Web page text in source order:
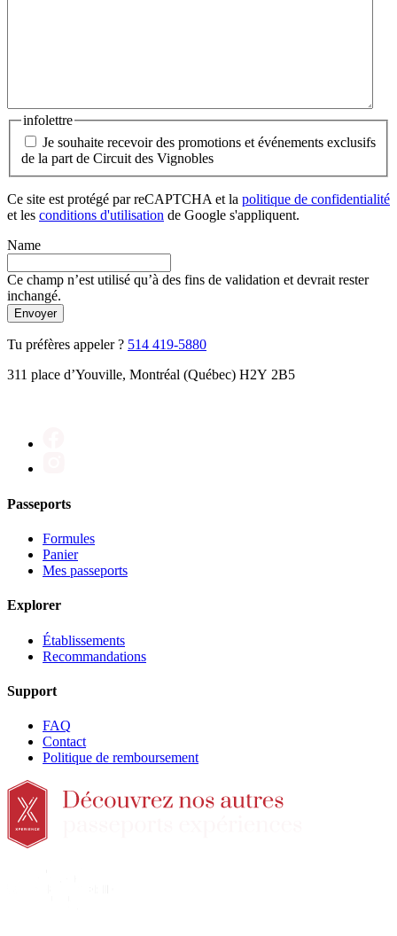
infolettre
Je souhaite recevoir des promotions et événements exclusifs
de la part de Circuit des Vignobles
Ce site est protégé par reCAPTCHA et la politique de confidentialité
et les conditions d'utilisation de Google s'appliquent.
Name
Ce champ n’est utilisé qu’à des fins de validation et devrait rester
inchangé.
Tu préfères appeler ? 514 419-5880
311 place d’Youville, Montréal (Québec) H2Y 2B5
Passeports
Formules
Panier
Mes passeports
Explorer
Établissements
Recommandations
Support
FAQ
Contact
Politique de remboursement